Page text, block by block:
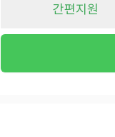
간편지원